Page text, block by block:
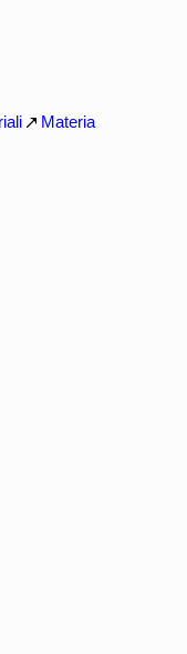
Materia